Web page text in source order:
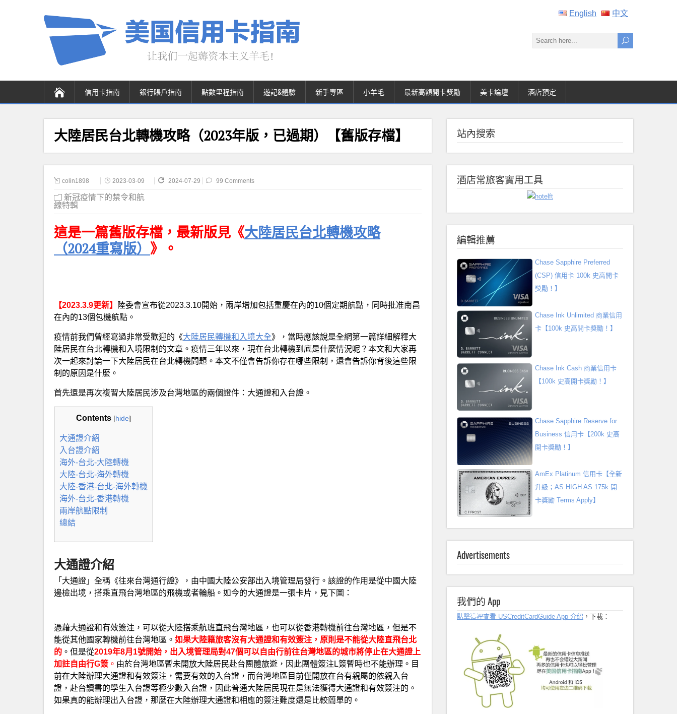
English 中文
信用卡指南 銀行賬戶指南 點數里程指南 遊記&體驗 新手專區 小羊毛 最新高額開卡獎勵 美卡論壇 酒店預定
大陸居民台北轉機攻略（2023年版，已過期）【舊版存檔】
colin1898 2023-03-09 2024-07-29 99 Comments
新冠疫情下的禁令和航
線特輯
這是一篇舊版存檔，最新版見《大陸居民台北轉機攻略
（2024重寫版） 》。
【2023.3.9更新】
陸委會宣布從2023.3.10開始，兩岸增加包括重慶在內的10個定期航點，同時批准南昌
在內的13個包機航點。
疫情前我們曾經寫過非常受歡迎的《大陸居民轉機和入境大全》，當時應該說是全網第一篇詳細解釋大
陸居民在台北轉機和入境限制的文章。疫情三年以來，現在台北轉機到底是什麼情況呢？本文和大家再
次一起來討論一下大陸居民在台北轉機問題。本文不僅會告訴你存在哪些限制，還會告訴你背後這些限
制的原因是什麼。
首先還是再次複習大陸居民涉及台灣地區的兩個證件：大通證和入台證。
Contents [hide]
大通證介紹
入台證介紹
海外-台北-大陸轉機
大陸-台北-海外轉機
大陸-香港-台北-海外轉機
海外-台北-香港轉機
兩岸航點限制
總結
大通證介紹
「大通證」全稱《往來台灣通行證》，由中國大陸公安部出入境管理局發行。該證的作用是從中國大陸
邊檢出境，搭乘直飛台灣地區的飛機或者輪船。如今的大通證是一張卡片，見下圖：
憑藉大通證和有效簽注，可以從大陸搭乘航班直飛台灣地區，也可以從香港轉機前往台灣地區，但是不
能從其他國家轉機前往台灣地區。 如果大陸籍旅客沒有大通證和有效簽注，原則是不能從大陸直飛台北
的 。但是從2019年8月1號開始，出入境管理局對47個可以自由行前往台灣地區的城市將停止在大通證上
加註自由行G簽 。 由於台灣地區暫未開放大陸居民赴台團體旅遊，因此團體簽注L簽暫時也不能辦理。目
前在大陸辦理大通證和有效簽注，需要有效的入台證，而台灣地區目前僅開放在台有親屬的依親入台
證，赴台讀書的學生入台證等極少數入台證，因此普通大陸居民現在是無法獲得大通證和有效簽注的。
如果真的能辦理出入台證，那麼在大陸辦理大通證和相應的簽注難度還是比較簡單的。
站內搜索
酒店常旅客實用工具
編輯推薦
Chase Sapphire Preferred
(CSP) 信用卡 100k 史高開卡
獎勵！】
Chase Ink Unlimited 商業信用
卡【100k 史高開卡獎勵！】
Chase Ink Cash 商業信用卡
【100k 史高開卡獎勵！】
Chase Sapphire Reserve for
Business 信用卡【200k 史高
開卡獎勵！】
AmEx Platinum 信用卡【全新
升級；AS HIGH AS 175k 開
卡獎勵 Terms Apply】
Advertisements
我們的 App
點擊這裡查看 USCreditCardGuide App 介紹 ，下載：